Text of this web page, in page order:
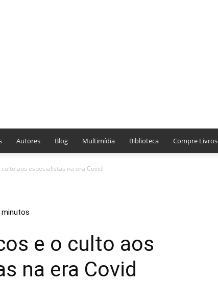
Autores Blog Multimídia Biblioteca Compre Livros
aos especialistas na era Covid
e o culto aos
na era Covid